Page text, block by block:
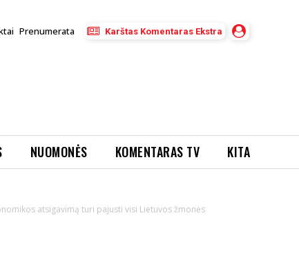
Prenumerata Karštas Komentaras Ekstra
NUOMONĖS KOMENTARAS TV KITA
atsigavimą turi pajusti visi Lietuvos žmonės